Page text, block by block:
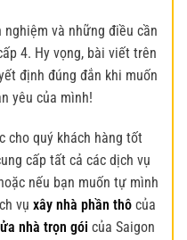
và những điều cần
4. Hy vọng, bài viết trên
định đúng đắn khi muốn
yêu của mình!
cho quý khách hàng tốt
cấp tất cả các dịch vụ
nếu bạn muốn tự mình
vụ xây nhà phần thô của
nhà trọn gói của Saigon